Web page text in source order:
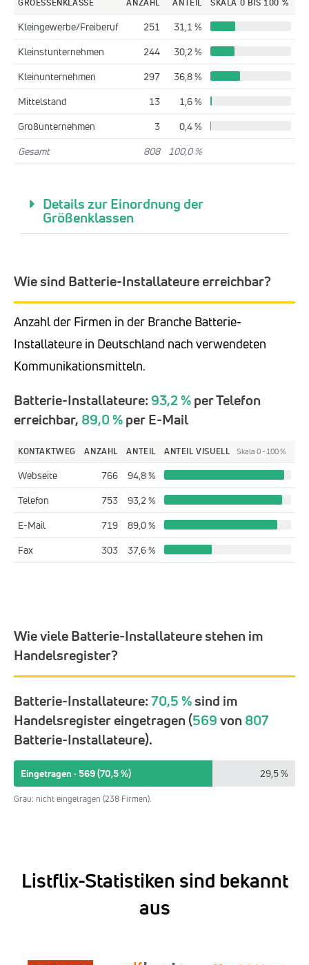
Kleingewerbe/Freiberuf 251
31,1 %
Kleinstunternehmen
244
30,2 %
Kleinunternehmen
297
36,8 %
Mittelstand
13
1,6 %
Großunternehmen
3
0,4 %
Gesamt
808 100,0 %
Details zur Einordnung der
Größenklassen
Wie sind Batterie-Installateure erreichbar?
Anzahl der Firmen in der Branche Batterie-
Installateure in Deutschland nach verwendeten
Kommunikationsmitteln.
Batterie-Installateure:93,2 %per Telefon
erreichbar, 89,0 %per E-Mail
KONTAKTWEG ANZAHL ANTEIL ANTEIL VISUELL Skala 0 - 100 %
Webseite 766
94,8 %
Telefon
753
93,2 %
E-Mail
719
89,0 %
Fax
303 37,6 %
Wie viele Batterie-Installateure stehen im
Handelsregister?
Batterie-Installateure:70,5 %sind im
Handelsregister eingetragen (569von 807
Batterie-Installateure).
Eingetragen · 569 (70,5 %) 29,5 %
Grau: nicht eingetragen (238 Firmen).
Listflix-Statistiken sind bekannt
aus